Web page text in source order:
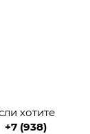
хотите
+7 (938)